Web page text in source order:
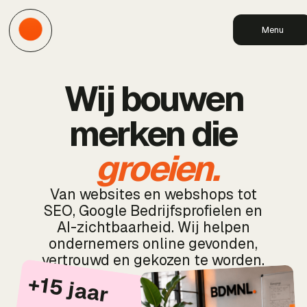
Menu
Wij bouwen
merken die
groeien.
Van websites en webshops tot
SEO, Google Bedrijfsprofielen en
AI-zichtbaarheid. Wij helpen
ondernemers online gevonden,
vertrouwd en gekozen te worden.
+
15
ja
a
r
rv
a
rin